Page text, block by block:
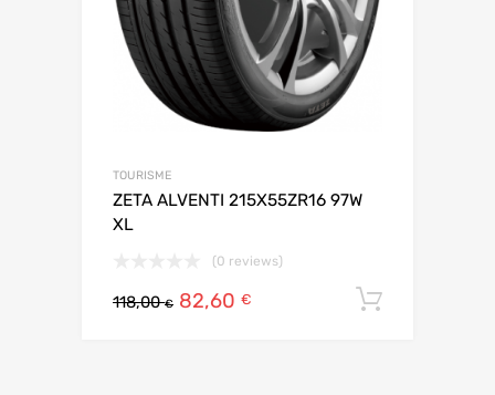
TOURISME
ZETA ALVENTI 215X55ZR16 97W
XL
(0 reviews)
118,00€ 82,60 €